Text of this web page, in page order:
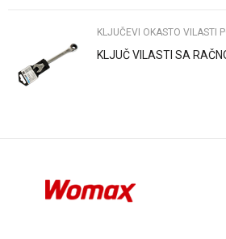
POŠALJI
KLJUČEVI OKASTO VILASTI
KLJUČ VILASTI SA